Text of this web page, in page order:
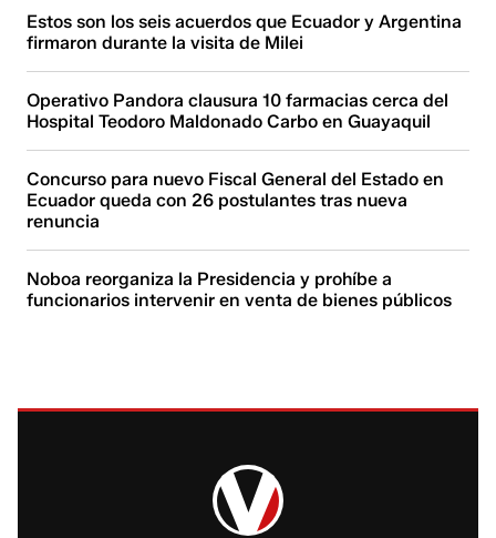
Estos son los seis acuerdos que Ecuador y Argentina
firmaron durante la visita de Milei
Operativo Pandora clausura 10 farmacias cerca del
Hospital Teodoro Maldonado Carbo en Guayaquil
Concurso para nuevo Fiscal General del Estado en
Ecuador queda con 26 postulantes tras nueva
renuncia
Noboa reorganiza la Presidencia y prohíbe a
funcionarios intervenir en venta de bienes públicos